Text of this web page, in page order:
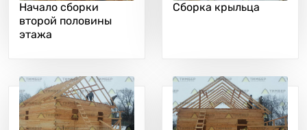
Начало сборки
второй половины
этажа
Сборка крыльца